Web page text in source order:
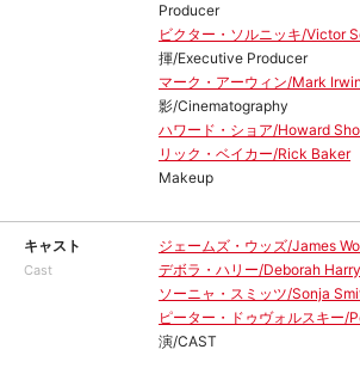
Producer
ビクター・ソルニッキ/Victor
揮/Executive Producer
マーク・アーウィン/Mark Irwin
影/Cinematography
ハワード・ショア/Howard
リック・ベイカー/Rick Baker
Makeup
キャスト
Cast
ジェームズ・ウッズ/James
デボラ・ハリー/Deborah Harry
ソーニャ・スミッツ/Sonja
ピーター・ドゥヴォルスキー/
演/CAST